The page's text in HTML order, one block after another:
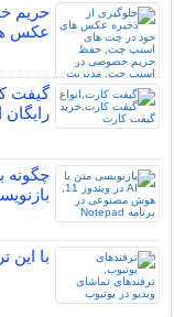
حریم
عکس
گیفت
با این